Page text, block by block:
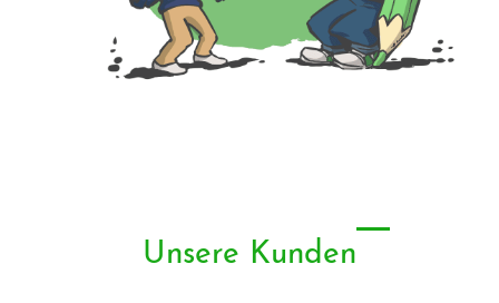
Unsere Kunden